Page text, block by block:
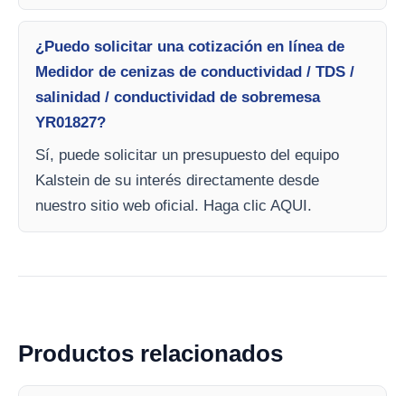
¿Puedo solicitar una cotización en línea de
Medidor de cenizas de conductividad / TDS /
salinidad / conductividad de sobremesa
YR01827?
Sí, puede solicitar un presupuesto del equipo
Kalstein de su interés directamente desde
nuestro sitio web oficial. Haga clic AQUI.
Productos relacionados